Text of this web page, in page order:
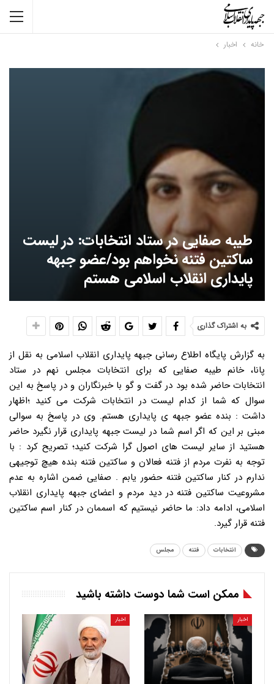
خانه اخبار
طیبه صفایی در ستاد انتخابات: در لیست
ساکتین فتنه نخواهم بود/عضو جبهه
پایداری انقلاب اسلامی هستم
به اشتراک گذاری
به گزارش پایگاه اطلاع رسانی جبهه پایداری انقلاب اسلامی به نقل از
پانا، خانم طیبه صفایی که برای انتخابات مجلس نهم در ستاد
انتخابات حاضر شده بود در گفت و گو با خبرنگاران و در پاسخ به این
سوال که شما از کدام لیست در انتخابات شرکت می کنید ؛اظهار
داشت : بنده عضو جبهه ی پایداری هستم. وی در پاسخ به سوالی
مبنی بر این که اگر اسم شما در لیست جبهه پایداری قرار نگیرد حاضر
هستید از سایر لیست های اصول گرا شرکت کنید؛ تصریح کرد : با
توجه به نفرت مردم از فتنه فعالان و ساکتین فتنه بنده هیچ توجیهی
ندارم در کنار ساکتین فتنه حضور یابم . صفایی ضمن اشاره به عدم
مشروعیت ساکتین فتنه در دید مردم و اعضای جبهه پایداری انقلاب
اسلامی، ادامه داد: ما حاضر نیستیم که اسممان در کنار اسم ساکتین
فتنه قرار گیرد.
انتخابات فتنه مجلس
ممکن است شما دوست داشته باشید
اخبار اخبار